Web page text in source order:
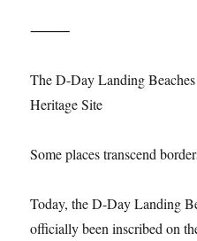
⸻
The D-Day Landing
Heritage Site
Some places transcend
Today, the D-Day Landing
officially been inscribed on